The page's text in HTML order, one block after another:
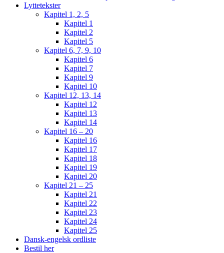
Lyttetekster
Kapitel 1, 2, 5
Kapitel 1
Kapitel 2
Kapitel 5
Kapitel 6, 7, 9, 10
Kapitel 6
Kapitel 7
Kapitel 9
Kapitel 10
Kapitel 12, 13, 14
Kapitel 12
Kapitel 13
Kapitel 14
Kapitel 16 – 20
Kapitel 16
Kapitel 17
Kapitel 18
Kapitel 19
Kapitel 20
Kapitel 21 – 25
Kapitel 21
Kapitel 22
Kapitel 23
Kapitel 24
Kapitel 25
Dansk-engelsk ordliste
Bestil her